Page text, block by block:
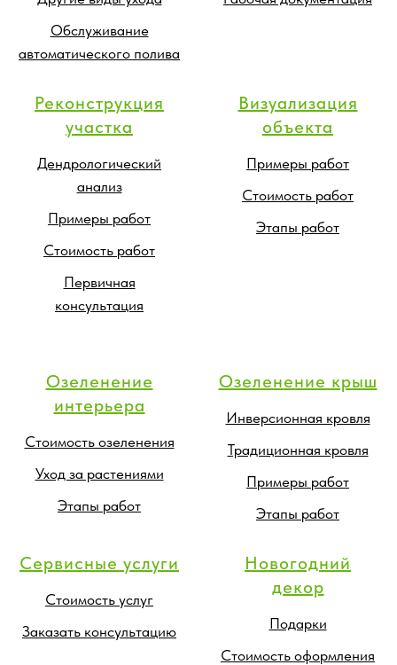
Обслуживание
автоматического полива
Реконструкция
участка
Дендрологический
анализ
Примеры работ
Стоимость работ
Первичная
консультация
Визуализация
объекта
Примеры работ
Стоимость работ
Этапы работ
Озеленение
интерьера
Стоимость озеленения
Уход за растениями
Этапы работ
Озеленение крыш
Инверсионная кровля
Традиционная кровля
Примеры работ
Этапы работ
Сервисные услуги
Стоимость услуг
Заказать консультацию
Новогодний
декор
Подарки
Стоимость оформления